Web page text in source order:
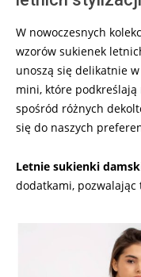
W nowoczesnych
wzorów sukienek
unoszą się delikatnie
mini, które podkreślają
spośród różnych
się do naszych
Letnie sukienki
dodatkami,